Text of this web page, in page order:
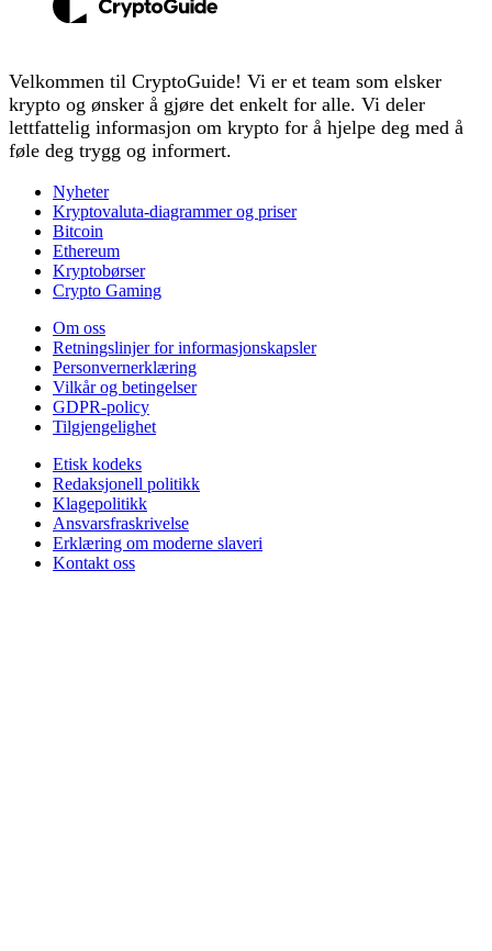
Velkommen til CryptoGuide! Vi er et team som elsker
krypto og ønsker å gjøre det enkelt for alle. Vi deler
lettfattelig informasjon om krypto for å hjelpe deg med å
føle deg trygg og informert.
Nyheter
Kryptovaluta-diagrammer og priser
Bitcoin
Ethereum
Kryptobørser
Crypto Gaming
Om oss
Retningslinjer for informasjonskapsler
Personvernerklæring
Vilkår og betingelser
GDPR-policy
Tilgjengelighet
Etisk kodeks
Redaksjonell politikk
Klagepolitikk
Ansvarsfraskrivelse
Erklæring om moderne slaveri
Kontakt oss